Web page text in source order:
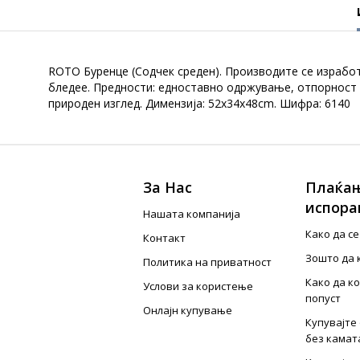
ROTO Буренце (Содчек среден). Производите се
бледее. Предности: едноставно одржување,
природен изглед. Димензија: 52x34x48cm. Шифра: 6140
За Нас
Нашата компанија
Контакт
Политика на приватност
Услови за користење
Онлајн купување
Како да
Зошто да
Како да
попуст
без